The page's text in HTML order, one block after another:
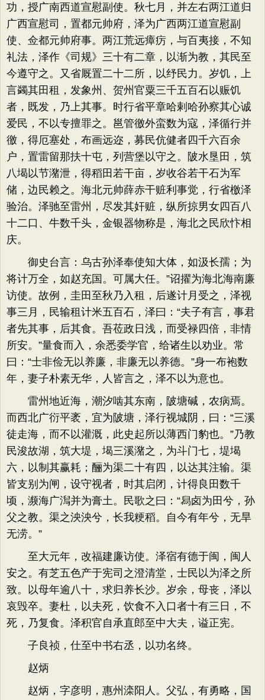
功，授广南西道宣慰副使。秋七月，并左右两江道归
广西宣慰司，置都元帅府，泽为广西两江道宣慰副
使、佥都元帅府事。两江荒远瘴疠，与百夷接，不知
礼法，泽作《司规》三十有二章，以渐为教，其民至
今遵守之。又省厩置二十二所，以纾民力。岁饥，上
言蠲其田租，发象州、贺州官粟三千五百石以赈饥
者，既发，乃上其事。时行省平章哈剌哈孙察其心诚
爱民，不以专擅罪之。邕管徼外蛮数为寇，泽循行并
徼，得厄塞处，布画远迩，募民伉健者四千六百余
户，置雷留那扶十屯，列营堡以守之。陂水垦田，筑
八堨以节潴泄，得稻田若干亩，岁收谷若干石为军
储，边民赖之。海北元帅薛赤干赃利事觉，行省檄泽
验治。泽驰至雷州，尽发其奸赃，纵所掠男女四百八
十二口、牛数千头，金银器物称是，海北之民欣忭相
庆。
御史台言：乌古孙泽奉使知大体，如汲长孺；为
将计万全，如赵充国。可属大任。”诏擢为海北海南廉
访使。故例，圭田至秋乃入租，后遂计月受之，泽视
事三月，民输租计米五百石，泽曰：“夫子有言，事君
者先其事，后其食。吾莅政日浅，而受禄四倍，非情
所安。”量食而入，余悉委学官，给诸生以劝业。常
曰：“士非俭无以养廉，非廉无以养德。”身一布袍数
年，妻子朴素无华，人皆言之，泽不以为意也。
雷州地近海，潮汐啮其东南，陂塘碱，农病焉。
而西北广衍平袤，宜为陂塘，泽行视城阴，曰：“三溪
徒走海，而不以灌溉，此史起所以薄西门豹也。”乃教
民浚故湖，筑大堤，堨三溪潴之，为斗门七，堤堨
六，以制其赢耗；酾为渠二十有四，以达其注输。渠
皆支别为闸，设守视者，时其启闭，计得良田数千
顷，濒海广澙并为膏土。民歌之曰：“舄卤为田兮，孙
父之教。渠之泱泱兮，长我粳稻。自今有年兮，无旱
无涝。”
至大元年，改福建廉访使。泽宿有德于闽，闽人
安之。有芝五色产于宪司之澄清堂，士民以为泽之所
致。以母年逾八十，求归养长沙。岁余，母丧，泽以
哀毁卒。妻杜，以夫死，饮食不入口者十有三日，不
死，乃复食。泽积官自承直郎至中大夫，谥正宪。
子良祯，仕至中书右丞，以功名终。
赵炳
赵炳，字彦明，惠州滦阳人。父弘，有勇略，国